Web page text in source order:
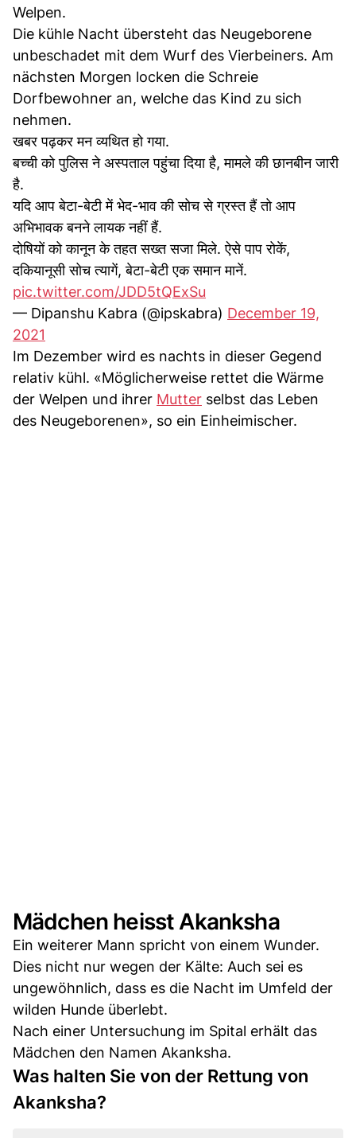
Welpen.
Die kühle Nacht übersteht das Neugeborene
unbeschadet mit dem Wurf des Vierbeiners. Am
nächsten Morgen locken die Schreie
Dorfbewohner an, welche das Kind zu sich
nehmen.
खबर पढ़कर मन व्यथित हो गया.
बच्ची को पुलिस ने अस्पताल पहुंचा दिया है, मामले की छानबीन जारी
है.
यदि आप बेटा-बेटी में भेद-भाव की सोच से ग्रस्त हैं तो आप
अभिभावक बनने लायक नहीं हैं.
दोषियों को कानून के तहत सख्त सजा मिले. ऐसे पाप रोकें,
दकियानूसी सोच त्यागें, बेटा-बेटी एक समान मानें.
pic.twitter.com/JDD5tQExSu
— Dipanshu Kabra (@ipskabra) December 19,
2021
Im Dezember wird es nachts in dieser Gegend
relativ kühl. «Möglicherweise rettet die Wärme
der Welpen und ihrer Mutter selbst das Leben
des Neugeborenen», so ein Einheimischer.
Mädchen heisst Akanksha
Ein weiterer Mann spricht von einem Wunder.
Dies nicht nur wegen der Kälte: Auch sei es
ungewöhnlich, dass es die Nacht im Umfeld der
wilden Hunde überlebt.
Nach einer Untersuchung im Spital erhält das
Mädchen den Namen Akanksha.
Was halten Sie von der Rettung von
Akanksha?